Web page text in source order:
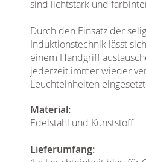
sind lichtstark und
Durch den Einsatz der
Induktionstechnik lässt
einem Handgriff
jederzeit immer wieder
Leuchteinheiten
Material:
Edelstahl und Kunststoff
Lieferumfang: